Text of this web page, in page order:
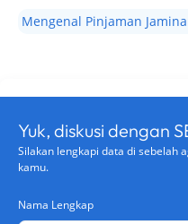
Mengenal Pinjaman
Yuk, diskusi dengan
Silakan lengkapi data di sebelah
kamu.
Nama Lengkap